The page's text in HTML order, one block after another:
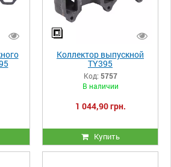
Коллектор выпускной
TY395
Код: 5757
В наличии
1 044,90 грн.
Купить